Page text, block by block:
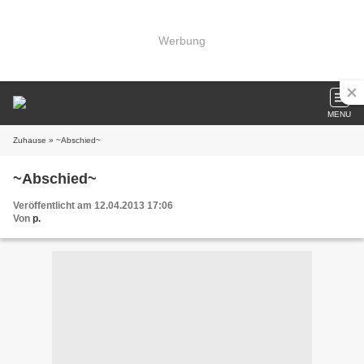
Werbung
MENU
Zuhause » ~Abschied~
~Abschied~
Veröffentlicht am 12.04.2013 17:06
Von p.